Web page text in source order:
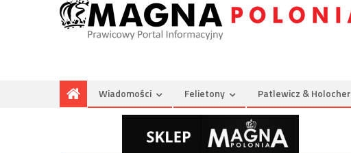
Wiadomości Felietony Patlewicz & Holocher